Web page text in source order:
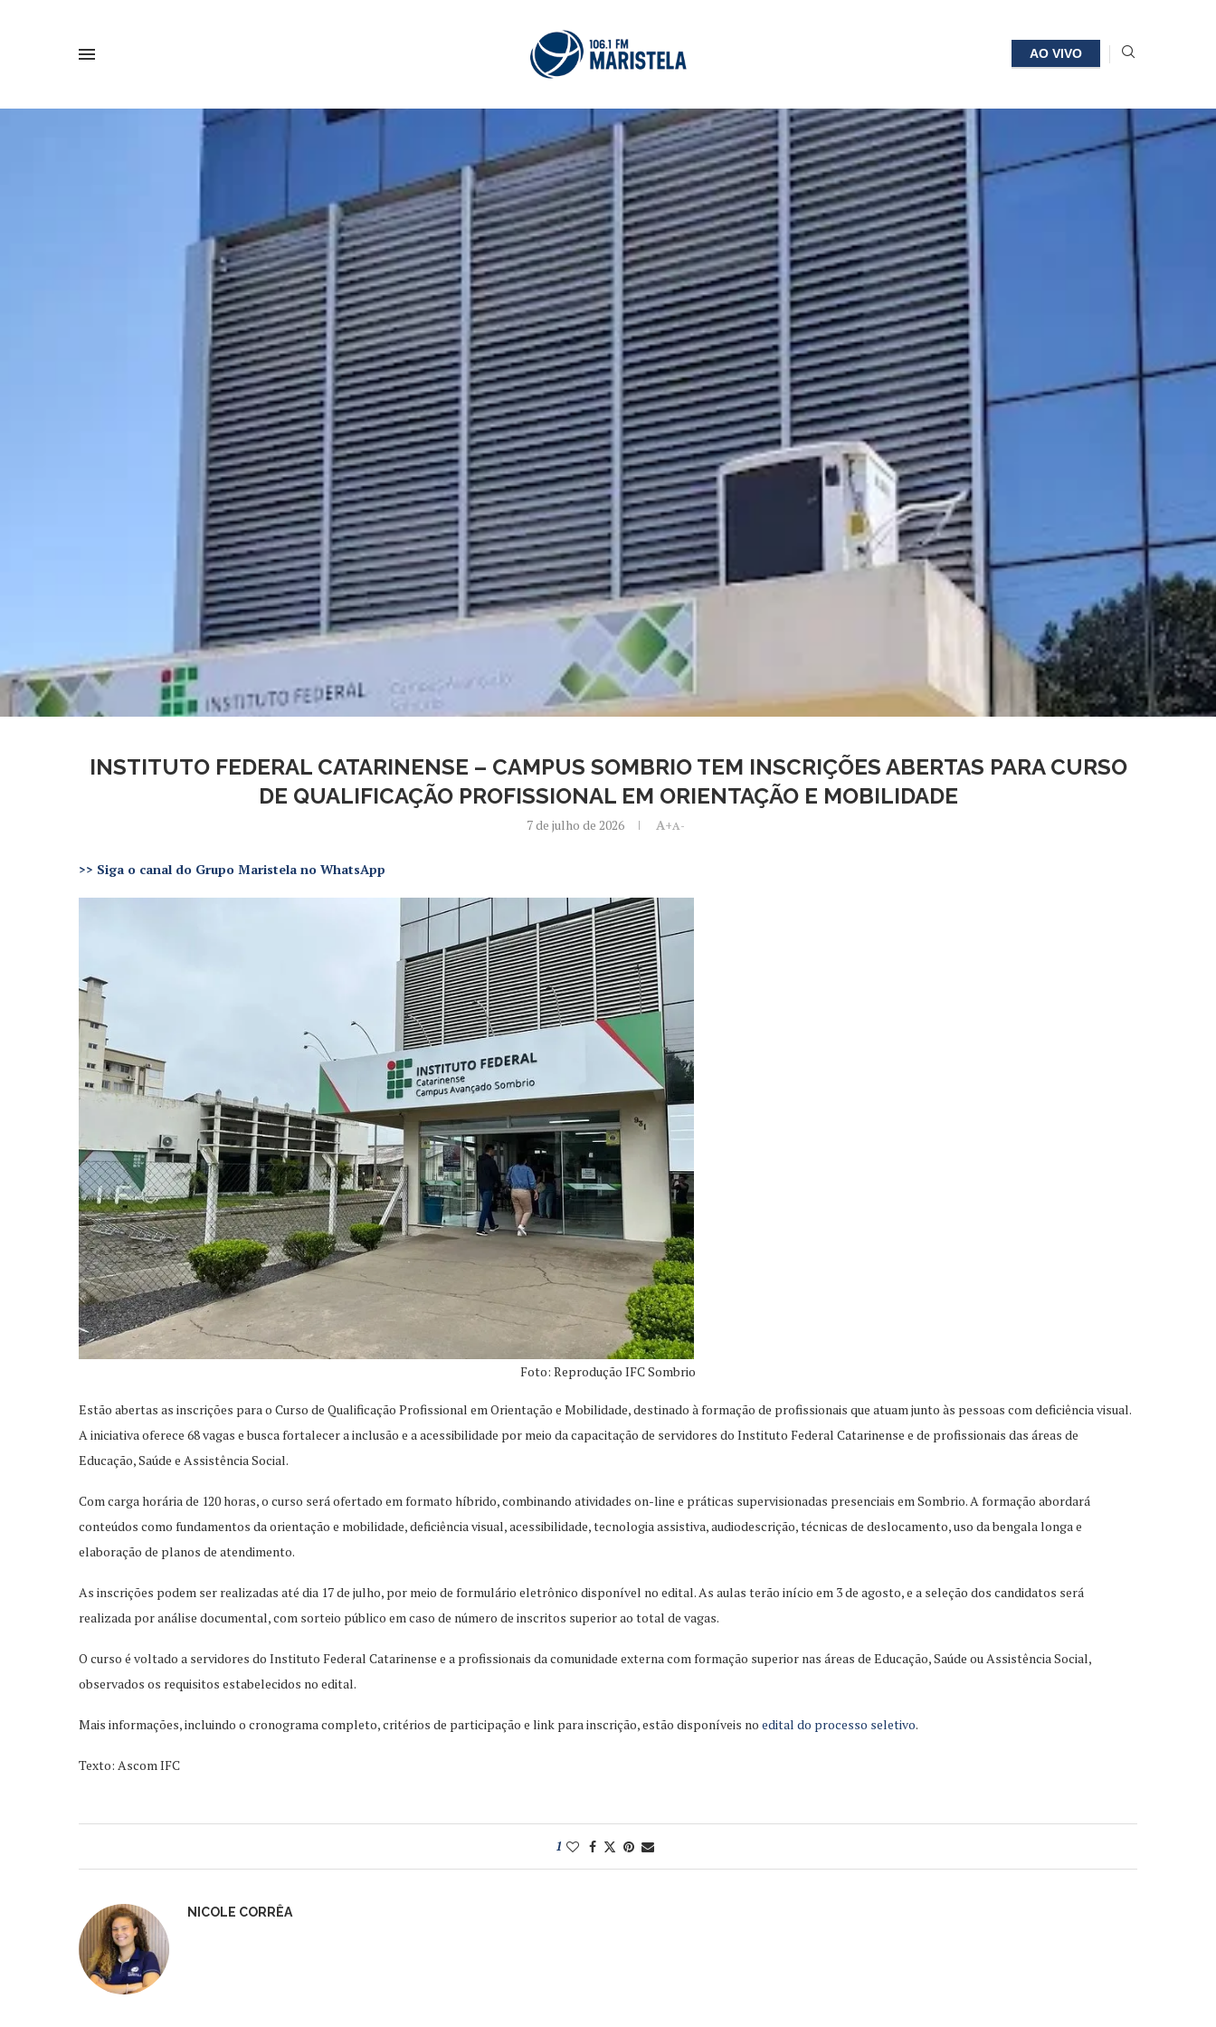
AO VIVO
INSTITUTO FEDERAL CATARINENSE – CAMPUS SOMBRIO TEM INSCRIÇÕES ABERTAS PARA CURSO
DE QUALIFICAÇÃO PROFISSIONAL EM ORIENTAÇÃO E MOBILIDADE
7 de julho de 2026 A+A-
>> Siga o canal do Grupo Maristela no WhatsApp
Foto: Reprodução IFC Sombrio
Estão abertas as inscrições para o Curso de Qualificação Profissional em Orientação e Mobilidade, destinado à formação de profissionais que atuam junto às pessoas com deficiência visual.
A iniciativa oferece 68 vagas e busca fortalecer a inclusão e a acessibilidade por meio da capacitação de servidores do Instituto Federal Catarinense e de profissionais das áreas de
Educação, Saúde e Assistência Social.
Com carga horária de 120 horas, o curso será ofertado em formato híbrido, combinando atividades on-line e práticas supervisionadas presenciais em Sombrio. A formação abordará
conteúdos como fundamentos da orientação e mobilidade, deficiência visual, acessibilidade, tecnologia assistiva, audiodescrição, técnicas de deslocamento, uso da bengala longa e
elaboração de planos de atendimento.
As inscrições podem ser realizadas até dia 17 de julho, por meio de formulário eletrônico disponível no edital. As aulas terão início em 3 de agosto, e a seleção dos candidatos será
realizada por análise documental, com sorteio público em caso de número de inscritos superior ao total de vagas.
O curso é voltado a servidores do Instituto Federal Catarinense e a profissionais da comunidade externa com formação superior nas áreas de Educação, Saúde ou Assistência Social,
observados os requisitos estabelecidos no edital.
Mais informações, incluindo o cronograma completo, critérios de participação e link para inscrição, estão disponíveis no edital do processo seletivo.
Texto: Ascom IFC
1
NICOLE CORRÊA